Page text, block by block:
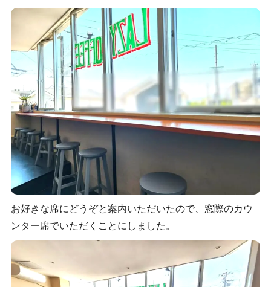
お好きな席にどうぞと案内いただいたので、窓際のカウ
ンター席でいただくことにしました。